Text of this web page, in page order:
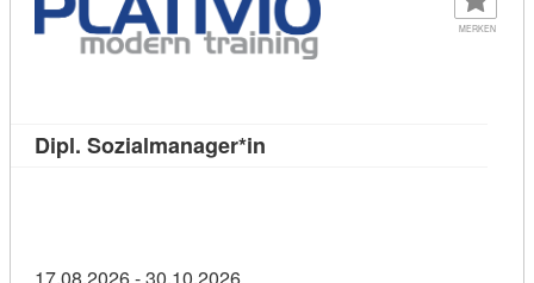
MERKEN
Dipl. Sozialmanager*in